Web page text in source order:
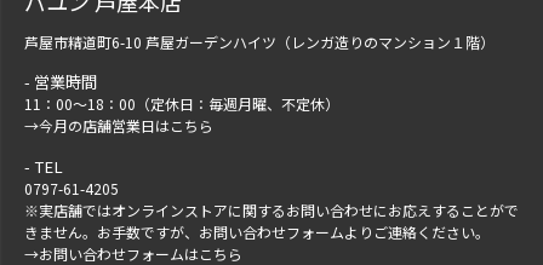
芦屋市精道町6-10 芦屋ガーデンハイツ（レンガ造りのマンション１階）
営業時間
11：00～18：00（定休日：毎週月曜、不定休）
→今月の店舗営業日はこちら
TEL
0797-61-4205
※実店舗ではオンラインストアに関するお問い合わせにお応えすることがで
きません。お手数ですが、 お問い合わせフォームよりご連絡ください。
→お問い合わせフォームはこちら